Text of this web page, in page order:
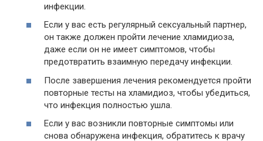
инфекции.
Если у вас есть регулярный сексуальный партнер,
он также должен пройти лечение хламидиоза,
даже если он не имеет симптомов, чтобы
предотвратить взаимную передачу инфекции.
После завершения лечения рекомендуется пройти
повторные тесты на хламидиоз, чтобы убедиться,
что инфекция полностью ушла.
Если у вас возникли повторные симптомы или
снова обнаружена инфекция, обратитесь к врачу